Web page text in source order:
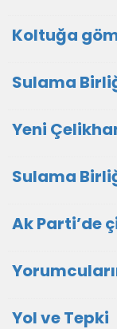
Koltuğa
Sulama
Yeni
Sulama
Ak Parti’de
Yol ve Tepki